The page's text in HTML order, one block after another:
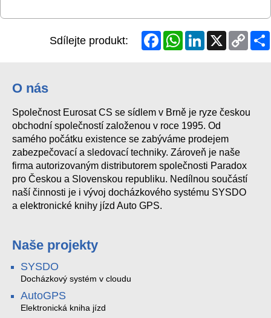
Sdílejte produkt: FacebookWhatsAppLinkedIn
Copy
Link
O nás
Společnost Eurosat CS se sídlem v Brně je ryze českou
obchodní společností založenou v roce 1995. Od
samého počátku existence se zabýváme prodejem
zabezpečovací a sledovací techniky. Zároveň je naše
firma autorizovaným distributorem společnosti Paradox
pro Českou a Slovenskou republiku. Nedílnou součástí
naší činnosti je i vývoj docházkového systému SYSDO
a elektronické knihy jízd Auto GPS.
Naše projekty
SYSDO
Docházkový systém v cloudu
AutoGPS
Elektronická kniha jízd